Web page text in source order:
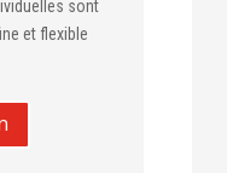
sont
et flexible